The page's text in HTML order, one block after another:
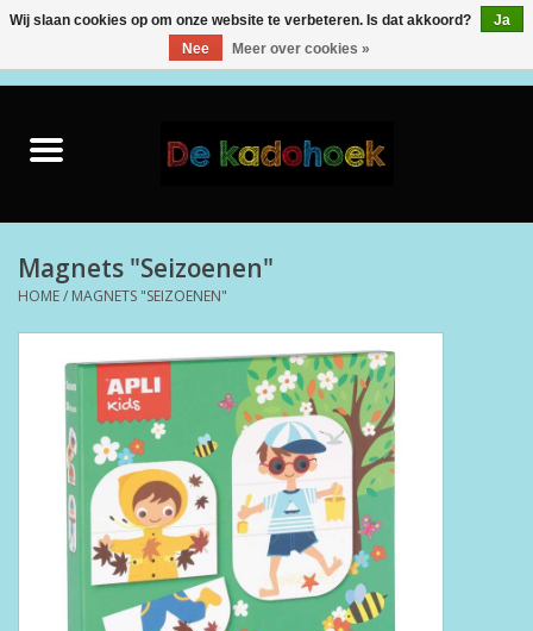
Speelgoed
Creatief
Back to School
Magnets "Seizoenen"
HOME/ MAGNETS "SEIZOENEN"
Wij slaan cookies op om onze website te verbeteren. Is dat akkoord?
Ja
Nee
Meer over cookies »